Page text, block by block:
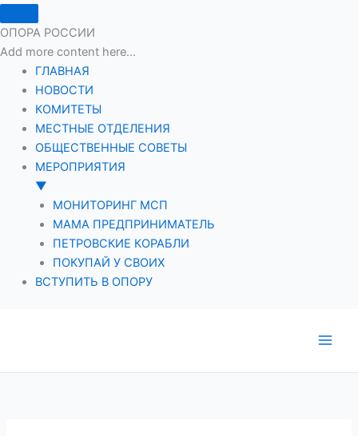
ОПОРА РОССИИ
Add more content here...
ГЛАВНАЯ
НОВОСТИ
КОМИТЕТЫ
МЕСТНЫЕ ОТДЕЛЕНИЯ
ОБЩЕСТВЕННЫЕ СОВЕТЫ
МЕРОПРИЯТИЯ
▼
МОНИТОРИНГ МСП
МАМА ПРЕДПРИНИМАТЕЛЬ
ПЕТРОВСКИЕ КОРАБЛИ
ПОКУПАЙ У СВОИХ
ВСТУПИТЬ В ОПОРУ